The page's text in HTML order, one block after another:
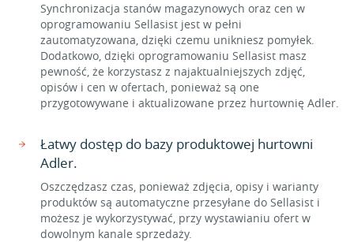
Synchronizacja stanów magazynowych oraz cen w
oprogramowaniu Sellasist jest w pełni
zautomatyzowana, dzięki czemu unikniesz pomyłek.
Dodatkowo, dzięki oprogramowaniu Sellasist masz
pewność, że korzystasz z najaktualniejszych zdjęć,
opisów i cen w ofertach, ponieważ są one
przygotowywane i aktualizowane przez hurtownię Adler.
Łatwy dostęp do bazy produktowej hurtowni
Adler.
Oszczędzasz czas, ponieważ zdjęcia, opisy i warianty
produktów są automatyczne przesyłane do Sellasist i
możesz je wykorzystywać, przy wystawianiu ofert w
dowolnym kanale sprzedaży.